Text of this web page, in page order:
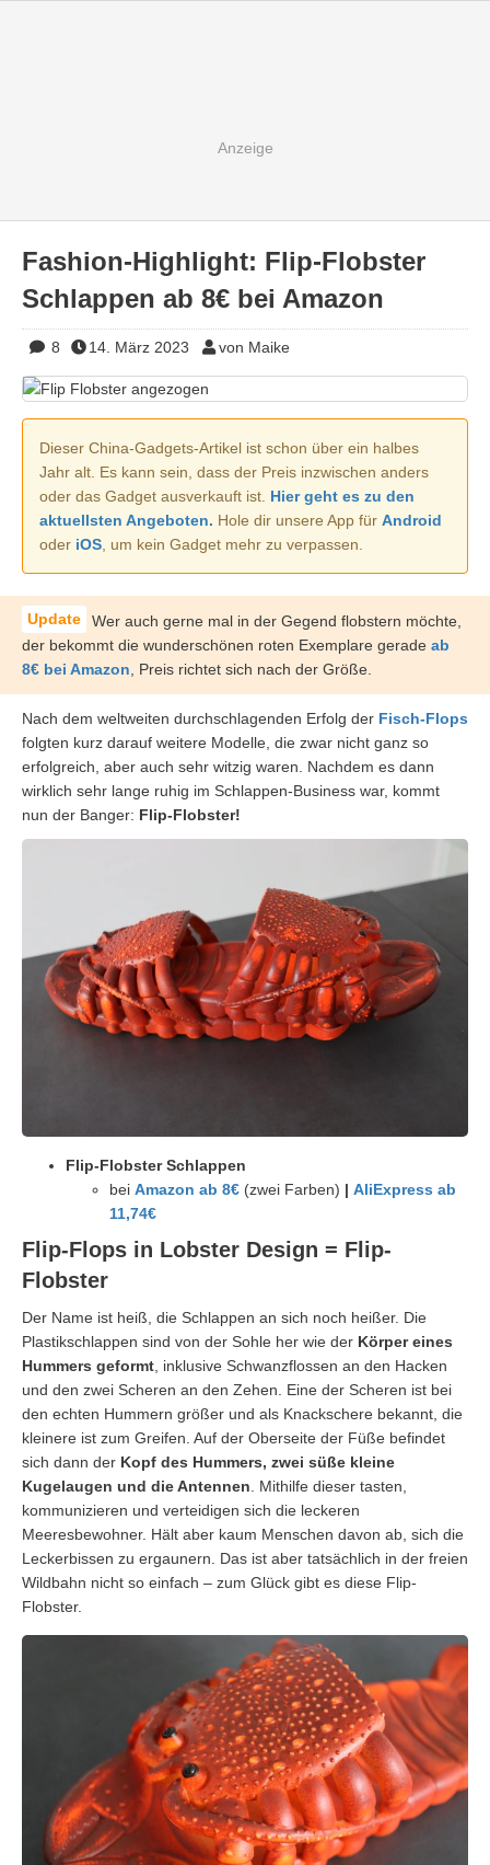
Fashion-Highlight: Flip-Flobster
Schlappen ab 8€ bei Amazon
8 14. März 2023 von Maike
Dieser China-Gadgets-Artikel ist schon über ein halbes
Jahr alt. Es kann sein, dass der Preis inzwischen anders
oder das Gadget ausverkauft ist. Hier geht es zu den
aktuellsten Angeboten. Hole dir unsere App für Android
oder iOS , um kein Gadget mehr zu verpassen.
Wer auch gerne mal in der Gegend flobstern möchte,
der bekommt die wunderschönen roten Exemplare gerade ab
8€ bei Amazon , Preis richtet sich nach der Größe.
Nach dem weltweiten durchschlagenden Erfolg der Fisch-Flops
folgten kurz darauf weitere Modelle, die zwar nicht ganz so
erfolgreich, aber auch sehr witzig waren. Nachdem es dann
wirklich sehr lange ruhig im Schlappen-Business war, kommt
nun der Banger: Flip-Flobster!
Flip-Flobster Schlappen
bei Amazon ab 8€ (zwei Farben) | AliExpress ab
11,74€
Flip-Flops in Lobster Design = Flip-
Flobster
Der Name ist heiß, die Schlappen an sich noch heißer. Die
Plastikschlappen sind von der Sohle her wie der Körper eines
Hummers geformt , inklusive Schwanzflossen an den Hacken
und den zwei Scheren an den Zehen. Eine der Scheren ist bei
den echten Hummern größer und als Knackschere bekannt, die
kleinere ist zum Greifen. Auf der Oberseite der Füße befindet
sich dann der Kopf des Hummers, zwei süße kleine
Kugelaugen und die Antennen . Mithilfe dieser tasten,
kommunizieren und verteidigen sich die leckeren
Meeresbewohner. Hält aber kaum Menschen davon ab, sich die
Leckerbissen zu ergaunern. Das ist aber tatsächlich in der freien
Wildbahn nicht so einfach – zum Glück gibt es diese Flip-
Flobster.